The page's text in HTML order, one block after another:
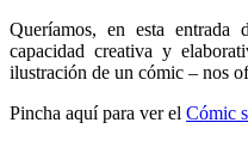
Queríamos, en esta
capacidad creativa y
ilustración de un cómic – nos
Pincha aquí para ver el Cómic